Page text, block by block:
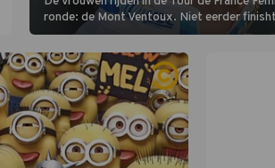
ronde: de Mont Ventoux. Niet eerder
uit de buitencategorie. De aanloop naar